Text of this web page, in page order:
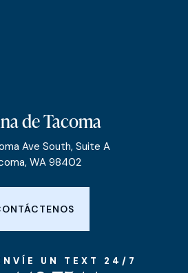
de Tacoma
Ave South, Suite A
WA 98402
UN TEXT 24/7